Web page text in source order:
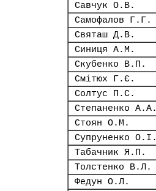
Савчук О.В.
Самофалов Г.Г.
Святаш Д.В.
Синиця А.М.
Скубенко В.П.
Смітюх Г.Є.
Солтус П.С.
Степаненко А.А.
Стоян О.М.
Супруненко О.І.
Табачник Я.П.
Толстенко В.Л.
Федун О.Л.